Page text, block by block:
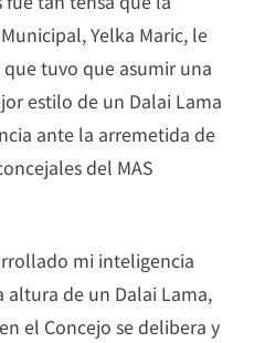
Yelka Maric, le
tuvo que asumir una
estilo de un Dalai Lama
ante la arremetida de
del MAS
mi inteligencia
altura de un Dalai Lama,
el Concejo se delibera y